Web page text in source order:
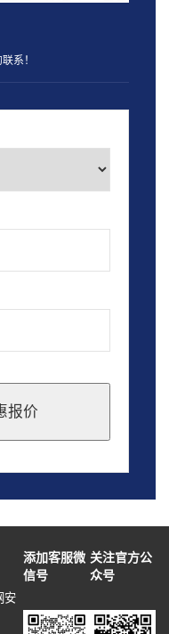
系！
报价
添加客服微
信号
关注官方公
众号
安